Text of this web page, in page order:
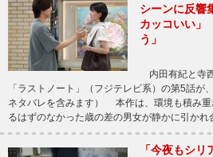
シーンに反響
カッコいい」
う」
内田有紀と寺
「ラストノート」（フジテレビ系）の第5話が
ネタバレを含みます） 本作は、環境も積み重
るはずのなかった歳の差の男女が静かに引かれ
「今夜もシリ